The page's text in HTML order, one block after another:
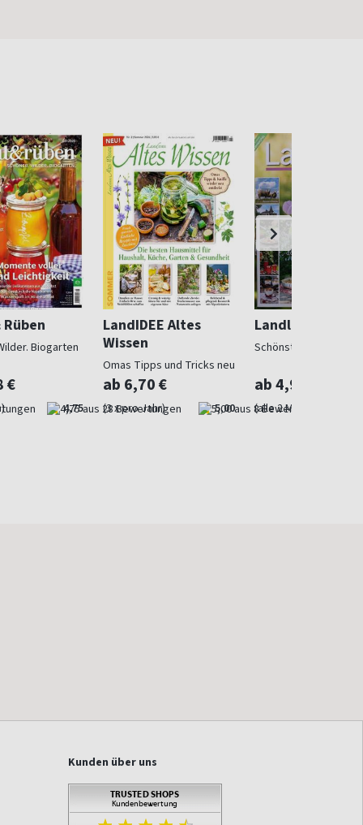
Biogarten
€
4,75
LandIDEE Altes
Wissen
Omas Tipps und Tricks neu
entdeckt
ab 6,70 €
(3 x pro Jahr) 5,00
Landlust
Schönstes Landleben
ab 4,97 €
(alle 2 Monate)
Kunden über uns